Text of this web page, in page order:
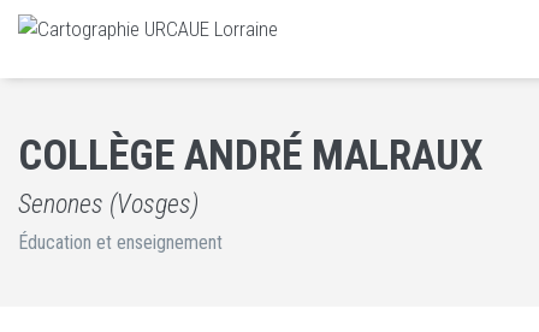
COLLÈGE ANDRÉ MALRAUX
Senones (Vosges)
Éducation et enseignement